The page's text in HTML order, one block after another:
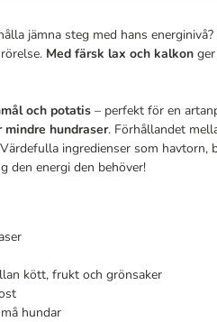
jämna steg med hans
Med färsk lax och kalkon
och potatis – perfekt för en
hundraser. Förhållandet
ingredienser som havtorn,
den energi den behöver!
kött, frukt och grönsaker
hundar